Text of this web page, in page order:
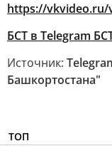
https://vkvideo.ru/
БСТ в Telegram
Источник:
Башкортостана"
ТОП